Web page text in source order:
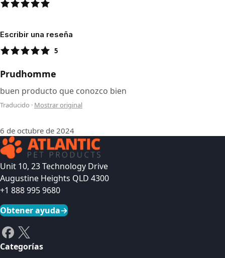
Escribir una reseña
5
Prudhomme
buen producto que conozco bien
Traducido · Mostrar original
6 de octubre de 2024
Unit 10, 23 Technology Drive
Augustine Heights QLD 4300
+1 888 995 9680
Obtener ayuda→
Categorías